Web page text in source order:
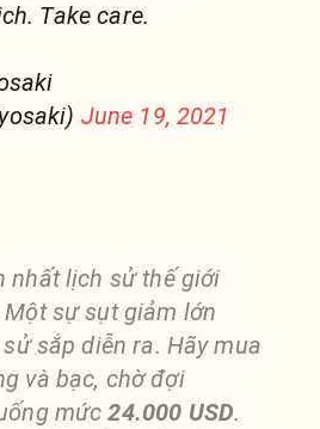
Take care.
June 19, 2021
nhất lịch sửthế giới
sự sụt giảm lớn
sắp diễn ra. Hãy mua
và bạc, chờ đợi
mức24.000 USD.